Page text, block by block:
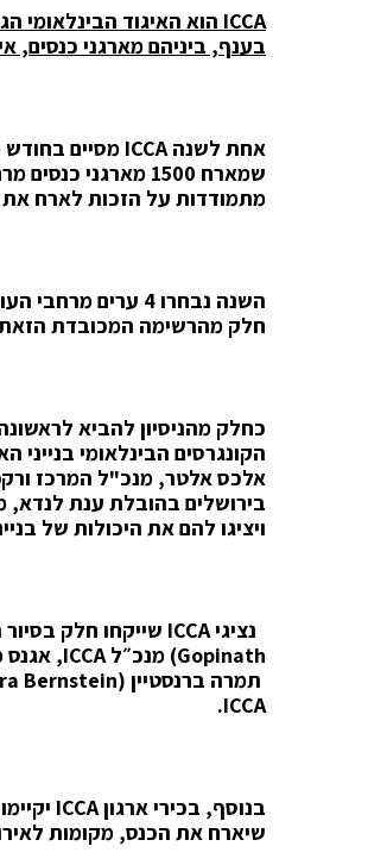
ICCA הוא האיגוד הבינלאומי
בענף, ביניהם מארגני כנסים,
אחת לשנהICCA מסיים
מתמודדות על הזכות לארח את
השנה נבחרו 4
חלק מהרשימה המכובדת הזאת
כחלק מהניסיון להביא
הקונגרסים הבינלאומי
אלכס אלטר, מנכ"ל המרכז
בירושלים בהובלת ענת
ויציגו להם את היכולות של
נציגיICCA שייקחו חלק בסיור
Gopinath) מנכ״לICCA, אגנס
תמרה ברנסטיין (Bernstein
ICCA
.
בנוסף, בכירי ארגוןICCA
שיארח את הכנס, מקומות